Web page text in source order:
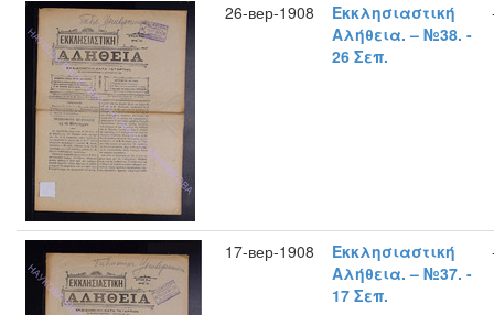
26-вер-1908
Εκκλησιαστική
Αλήθεια. – №38. -
26 Σεπ.
17-вер-1908
Εκκλησιαστική
Αλήθεια. – №37. -
17 Σεπ.